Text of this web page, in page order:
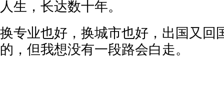
人生，长达数十年。
换专业也好，换城市也好，出国又回
的，但我想没有一段路会白走。